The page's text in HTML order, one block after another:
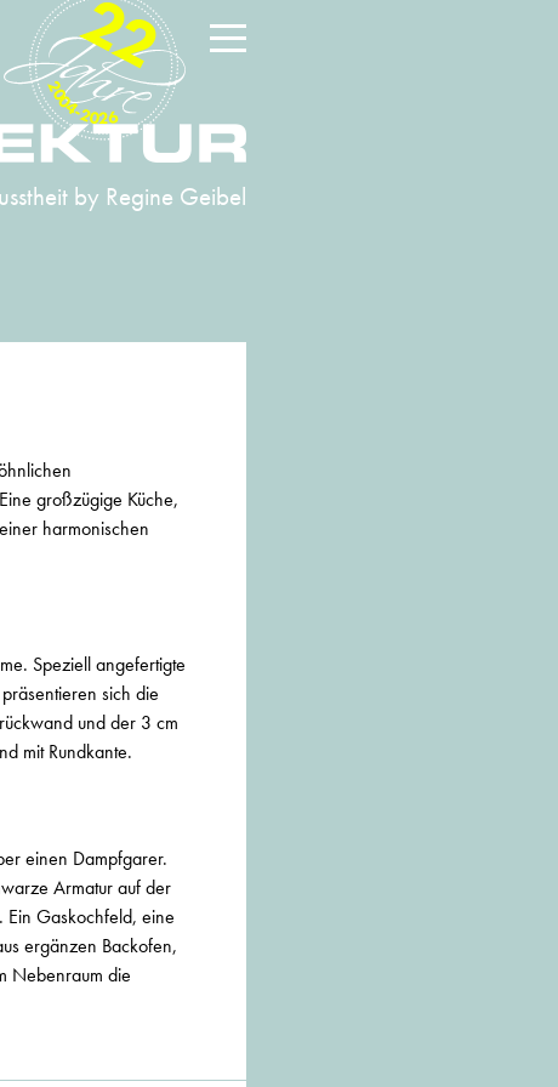
by Regine Geibel
2004-2026
22
großzügige Küche,
harmonischen
Speziell angefertigte
sich die
und der 3 cm
mit Rundkante.
einen Dampfgarer.
Armatur auf der
Ein Gaskochfeld, eine
ergänzen Backofen,
Nebenraum die